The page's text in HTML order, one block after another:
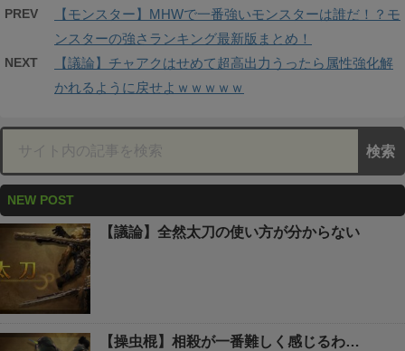
PREV
【モンスター】MHWで一番強いモンスターは誰だ！？モ
ンスターの強さランキング最新版まとめ！
NEXT
【議論】チャアクはせめて超高出力うったら属性強化解
かれるように戻せよｗｗｗｗｗ
NEW POST
【議論】全然太刀の使い方が分からない
【操虫棍】相殺が一番難しく感じるわ…